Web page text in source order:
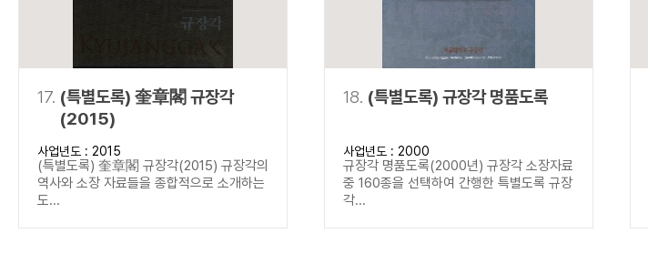
17. (특별도록) 奎章閣 규장각
(2015)
사업년도 : 2015
(특별도록) 奎章閣 규장각(2015) 규장각의
역사와 소장 자료들을 종합적으로 소개하는
도...
18. (특별도록) 규장각 명품도록
사업년도 : 2000
규장각 명품도록(2000년) 규장각 소장자료
중 160종을 선택하여 간행한 특별도록 규장
각...